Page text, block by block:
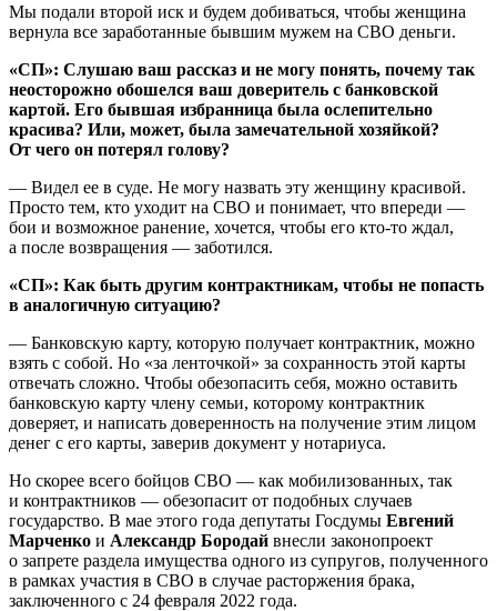
Мы подали второй иск и будем добиваться, чтобы женщина
вернула все заработанные бывшим мужем на СВО деньги.
«СП»: Слушаю ваш рассказ и не могу понять, почему так
неосторожно обошелся ваш доверитель с банковской
картой. Его бывшая избранница была ослепительно
красива? Или, может, была замечательной хозяйкой?
От чего он потерял голову?
— Видел ее в суде. Не могу назвать эту женщину красивой.
Просто тем, кто уходит на СВО и понимает, что впереди —
бои и возможное ранение, хочется, чтобы его кто-то ждал,
а после возвращения — заботился.
«СП»: Как быть другим контрактникам, чтобы не попасть
в аналогичную ситуацию?
— Банковскую карту, которую получает контрактник, можно
взять с собой. Но «за ленточкой» за сохранность этой карты
отвечать сложно. Чтобы обезопасить себя, можно оставить
банковскую карту члену семьи, которому контрактник
доверяет, и написать доверенность на получение этим лицом
денег с его карты, заверив документ у нотариуса.
Но скорее всего бойцов СВО — как мобилизованных, так
и контрактников — обезопасит от подобных случаев
государство. В мае этого года депутаты Госдумы Евгений
Марченко и Александр Бородай внесли законопроект
о запрете раздела имущества одного из супругов, полученного
в рамках участия в СВО в случае расторжения брака,
заключенного с 24 февраля 2022 года.